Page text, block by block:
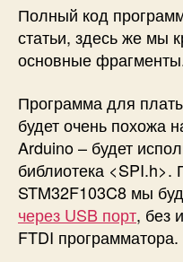
Полный код
статьи, здесь же мы
основные
Программа для
будет очень похожа
Arduino – будет
библиотека <SPI.h>.
STM32F103C8 мы
через USB порт, без
FTDI программатора.